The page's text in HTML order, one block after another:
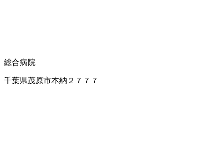
総合病院
千葉県茂原市本納２７７７